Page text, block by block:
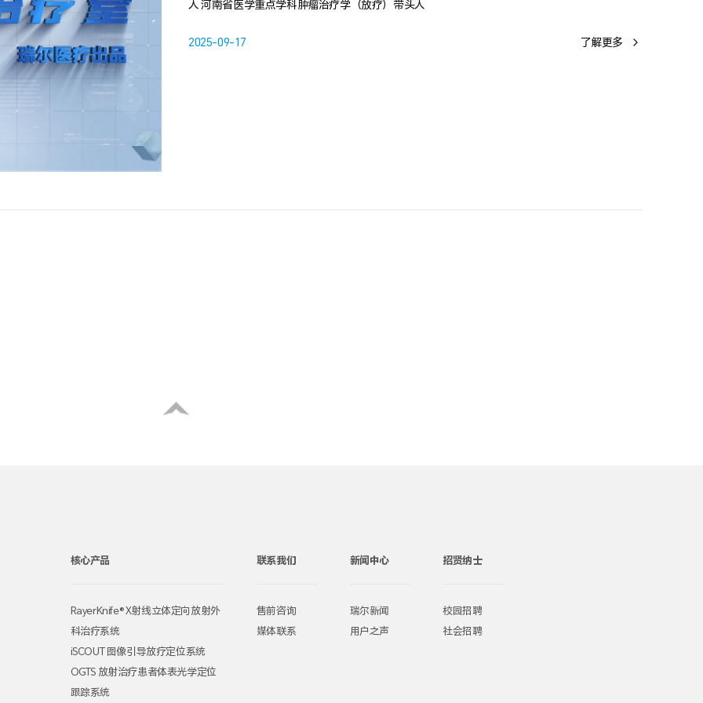
人 河南省医学重点学科肿瘤治疗学（放疗）带头人
2025-09-17 了解更多
核心产品
RayerKnife® X射线立体定向放射外
科治疗系统
iSCOUT 图像引导放疗定位系统
OGTS 放射治疗患者体表光学定位
跟踪系统
联系我们
售前咨询
媒体联系
新闻中心
瑞尔新闻
用户之声
招贤纳士
校园招聘
社会招聘